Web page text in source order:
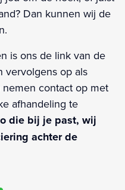
Dan kunnen wij de
is ons de link van de
vervolgens op als
contact op met
afhandeling te
die bij je past, wij
achter de